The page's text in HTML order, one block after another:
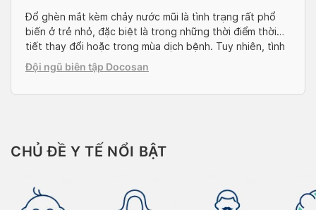
Đổ ghèn mắt kèm chảy nước mũi là tình trạng rất phổ
biến ở trẻ nhỏ, đặc biệt là trong những thời điểm thời
tiết thay đổi hoặc trong mùa dịch bệnh. Tuy nhiên, tình
trạng này không phải lúc nào cũng vô hại và có thể là
dấu hiệu của một số bệnh lý […]
Đội ngũ biên tập Docosan
CHỦ ĐỀ Y TẾ NỔI BẬT